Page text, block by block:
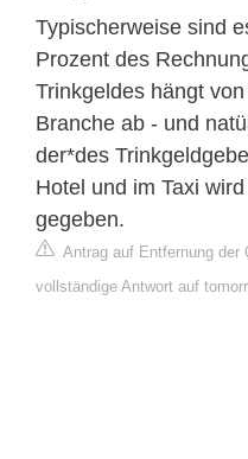
Typischerweise sind
Prozent des
Trinkgeldes hängt
Branche ab - und
der*des
Hotel und im Taxi
gegeben.
Antrag auf Entfernung der
vollständige Antwort auf